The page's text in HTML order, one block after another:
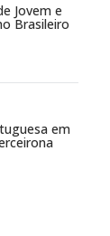
Jovem e
Brasileiro
em